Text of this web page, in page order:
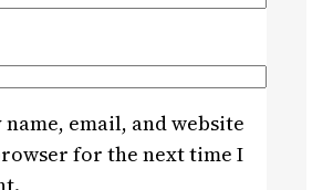
name, email, and website
for the next time I